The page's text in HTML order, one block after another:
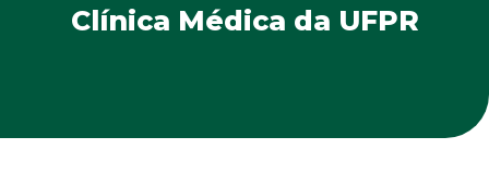
Clínica Médica da UFPR